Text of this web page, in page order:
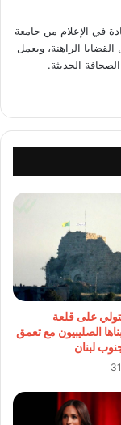
في الإعلام من جامعة
الراهنة، ويعمل
الحديثة.
على قلعة
الصليبيون مع تعمق
لبنان